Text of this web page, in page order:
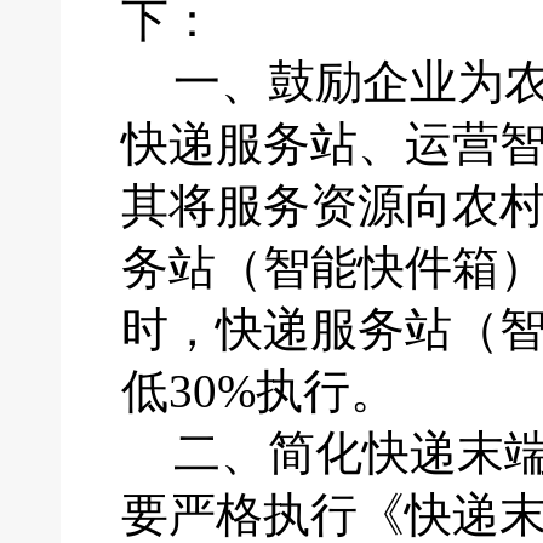
下：
一、 鼓励企业为
快递服务站、运营
其将服务资源向农
务站（智能快件箱
时，快递服务站（
低30%执行。
二、 简化快递末
要严格执行《快递